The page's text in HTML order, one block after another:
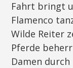
Fahrt bringt
Flamenco
Wilde Reiter
Pferde
Damen durch